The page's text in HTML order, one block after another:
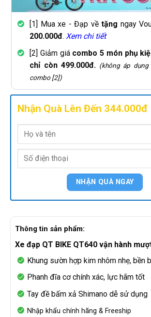
[1] Mua xe - Đạp vềtặng ngay
200.000đ. Xem chi tiết
[2] Giảm giá combo 5 món phụ
chỉ còn 499.000đ. (không áp
combo [2])
Nhận Quà Lên Đến 344.000đ
Thông tin sản phẩm:
Xe đạp QT BIKE QT640 vận hành
Khung sườn hợp kim nhôm nhẹ, bền
Phanh đĩa cơ chính xác, lực hãm tốt
Tay đề bấm xả Shimano dễ sử dụng
Nhập khẩu chính hãng & Freeship